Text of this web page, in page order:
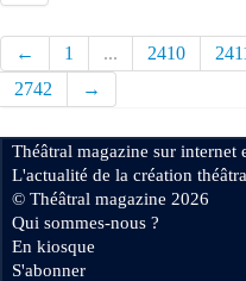
← 1 ... 2410
2742
→
Théâtral magazine sur internet
L'actualité de la création
© Théâtral magazine 2026
Qui sommes-nous ?
En kiosque
S'abonner